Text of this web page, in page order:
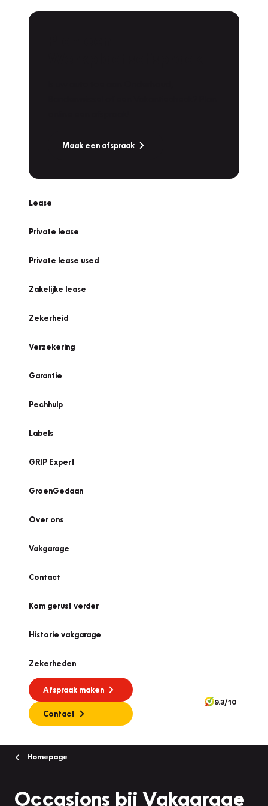
Maak een afspraak
Lease
Private lease
Private lease used
Zakelijke lease
Zekerheid
Verzekering
Garantie
Pechhulp
Labels
GRIP Expert
GroenGedaan
Over ons
Vakgarage
Contact
Kom gerust verder
Historie vakgarage
Zekerheden
Afspraak maken
Contact
9.3/10
Homepage
Occasions bij Vakgarage